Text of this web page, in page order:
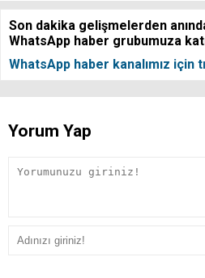
Son dakika gelişmelerden
WhatsApp haber grubumuza
WhatsApp haber kanalımız için
Yorum Yap